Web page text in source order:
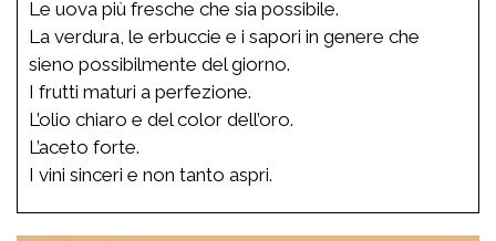
Le uova più fresche che sia possibile.
La verdura, le erbuccie e i sapori in genere che
sieno possibilmente del giorno.
I frutti maturi a perfezione.
L’olio chiaro e del color dell’oro.
L’aceto forte.
I vini sinceri e non tanto aspri.